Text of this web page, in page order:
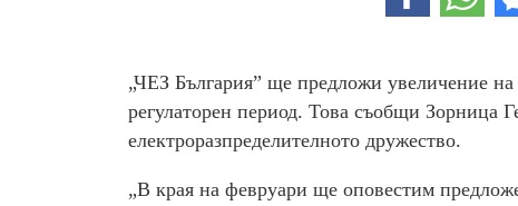
„ЧЕЗ България” ще предложи увеличение
регулаторен период. Това съобщи Зорница
електроразпределителното дружество.
„В края на февруари ще оповестим